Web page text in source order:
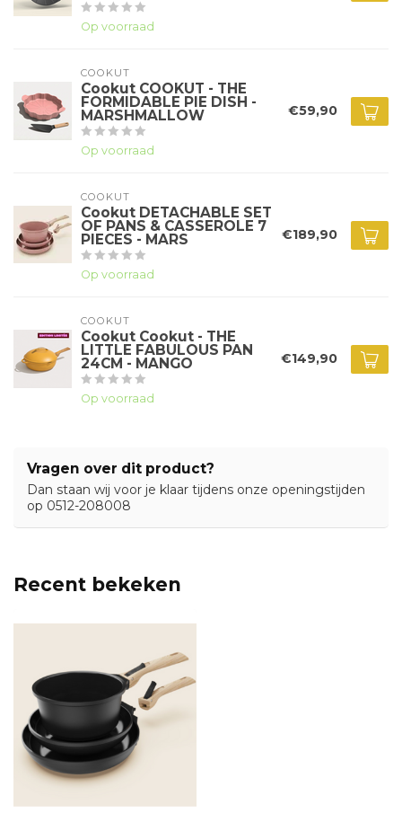
Op voorraad
COOKUT
Cookut COOKUT - THE
FORMIDABLE PIE DISH -
MARSHMALLOW
Op voorraad
€59,90
COOKUT
Cookut DETACHABLE SET
OF PANS & CASSEROLE 7
PIECES - MARS
Op voorraad
€189,90
COOKUT
Cookut Cookut - THE
LITTLE FABULOUS PAN
24CM - MANGO
Op voorraad
€149,90
Vragen over dit product?
Dan staan wij voor je klaar tijdens onze openingstijden
op 0512-208008
Recent bekeken